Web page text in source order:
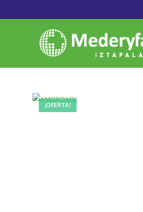
¡OFERTA!